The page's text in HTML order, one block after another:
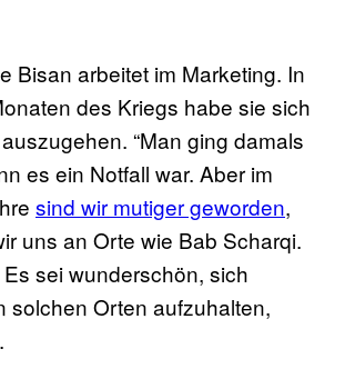
Bisan arbeitet im Marketing. In
des Kriegs habe sie sich
“Man ging damals
es ein Notfall war. Aber im
sind wir mutiger geworden,
uns an Orte wie Bab Scharqi.
Es sei wunderschön, sich
solchen Orten aufzuhalten,